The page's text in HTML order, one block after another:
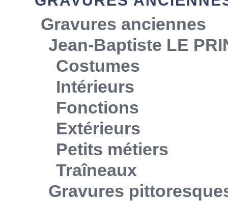
Gravures anciennes
Jean-Baptiste LE
Costumes
Intérieurs
Fonctions
Extérieurs
Petits métiers
Traîneaux
Gravures